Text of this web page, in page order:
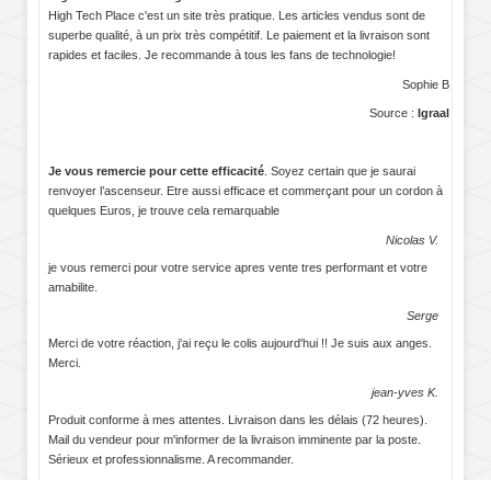
High Tech Place c'est un site très pratique. Les articles vendus sont de
superbe qualité, à un prix très compétitif. Le paiement et la livraison sont
rapides et faciles. Je recommande à tous les fans de technologie!
Sophie B
Source : Igraal
Je vous remercie pour cette efficacité . Soyez certain que je saurai
renvoyer l’ascenseur. Etre aussi efficace et commerçant pour un cordon à
quelques Euros, je trouve cela remarquable
Nicolas V.
je vous remerci pour votre service apres vente tres performant et votre
amabilite.
Serge
Merci de votre réaction, j'ai reçu le colis aujourd'hui !! Je suis aux anges.
Merci.
jean-yves K.
Produit conforme à mes attentes. Livraison dans les délais (72 heures).
Mail du vendeur pour m'informer de la livraison imminente par la poste.
Sérieux et professionnalisme. A recommander.